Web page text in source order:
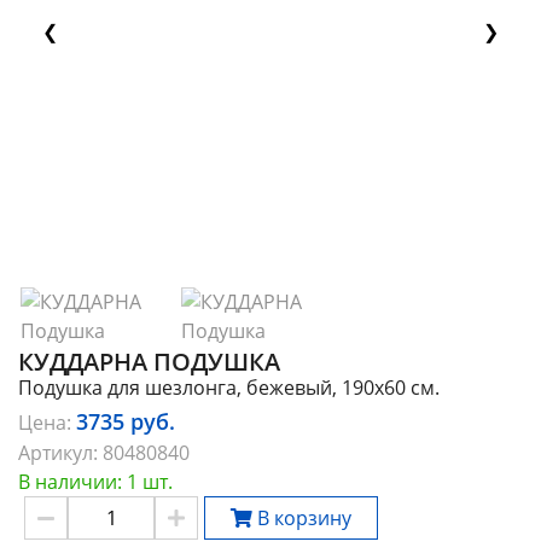
❮ ❯
КУДДАРНА ПОДУШКА
Подушка для шезлонга, бежевый, 190x60 см.
Цена: 3735 руб.
Артикул: 80480840
В наличии: 1 шт.
В корзину